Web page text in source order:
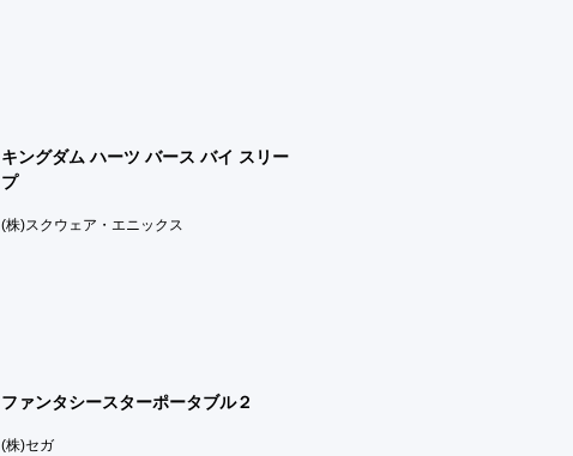
キングダム ハーツ バース バイ スリー
プ
(株)スクウェア・エニックス
ファンタシースターポータブル２
(株)セガ